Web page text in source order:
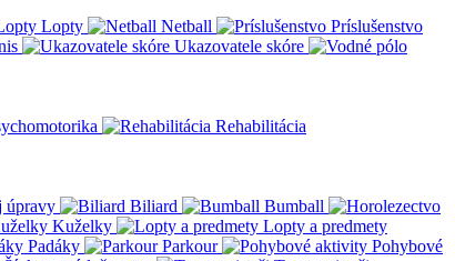
Lopty Netball
Príslušenstvo
Ukazovatele skóre
Rehabilitácia
úpravy Biliard
Bumball
Kuželky
Lopty a predmety
Padáky Parkour
Pohybové